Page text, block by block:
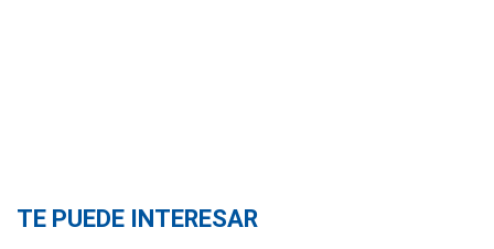
TE PUEDE INTERESAR